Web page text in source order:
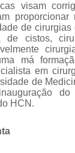
visam
de
de cistos,
má
em
de
do
HCN.